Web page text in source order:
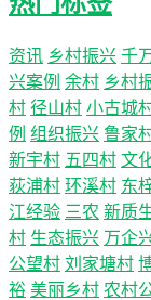
资讯 乡村振兴 千
兴案例 余村 乡村
村 径山村 小古城
例 组织振兴 鲁家
新宇村 五四村 文
荻浦村 环溪村 东
江经验 三农 新质
村 生态振兴 万企
公望村 刘家塘村
裕 美丽乡村 农村